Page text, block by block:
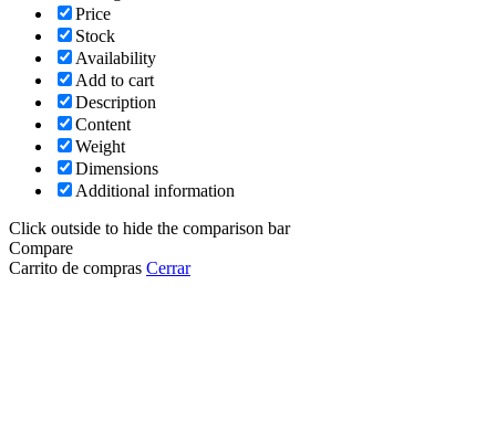
Price
Stock
Availability
Add to cart
Description
Content
Weight
Dimensions
Additional information
Click outside to hide the comparison bar
Compare
Carrito de compras Cerrar